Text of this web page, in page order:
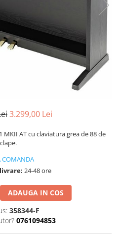
3.299,00 Lei
MKII AT cu claviatura grea de 88 de
clape.
COMANDA
24-48 ore
ADAUGA IN COS
358344-F
0761094853